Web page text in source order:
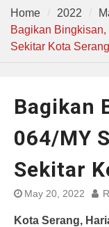
Home 2022
Bagikan
Sekitar Kota Serang
Bagikan
064/MY
Sekitar
May 20, 2022
Kota Serang,